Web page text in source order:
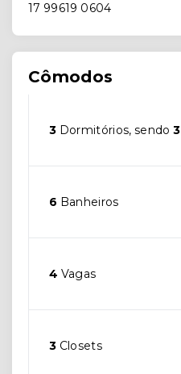
17 99619 0604
Cômodos
3 Dormitórios, sendo3
6 Banheiros
4 Vagas
3 Closets